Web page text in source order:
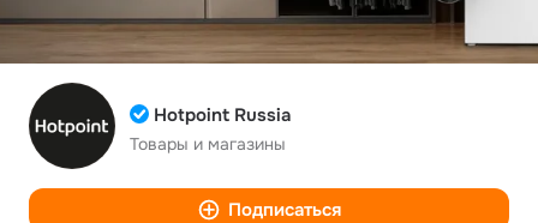
Hotpoint Russia
Товары и магазины
Подписаться